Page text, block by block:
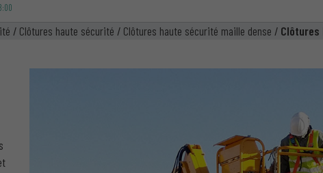
/ Clôtures haute sécurité / Clôtures haute sécurité maille dense / Clôtures